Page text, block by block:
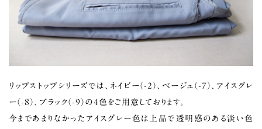
リップストップシリーズでは、ネイビー（-2）、ベージュ（-7）、アイスグレ
ー（-8）、ブラック（-9）の4色をご用意しております。
今まであまりなかったアイスグレー色は上品で透明感のある淡い色